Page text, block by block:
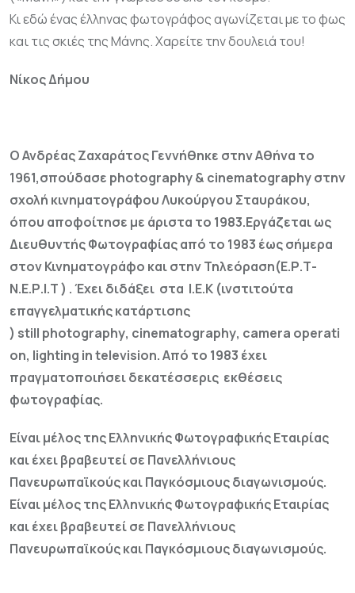
Κι εδώ ένας έλληνας φωτογράφος αγωνίζεται με το φως
και τις σκιές της Μάνης.Χαρείτε την δουλειά του!
Νίκος Δήμου
Ο Ανδρέας Ζαχαράτος Γεννήθηκε στην Αθήνα το
1961,σπούδασε photography& cinematographyστην
σχολή κινηματογράφου Λυκούργου Σταυράκου,
όπου αποφοίτησε με άριστα το 1983.Εργάζεται ως
Διευθυντής Φωτογραφίας από το 1983 έως σήμερα
στον Κινηματογράφο και στην Τηλεόραση(Ε.Ρ.Τ-
Ν.Ε.Ρ.Ι.Τ ) . Έχει διδάξει στα Ι.Ε.Κ (ινστιτούτα
επαγγελματικής κατάρτισης
) still photography, cinematography, camera operati
on, lighting intelevision. Από το 1983 έχει
πραγματοποιήσει δεκατέσσερις εκθέσεις
φωτογραφίας.
Είναι μέλος της Ελληνικής Φωτογραφικής Εταιρίας
και έχει βραβευτεί σε Πανελλήνιους
Πανευρωπαϊκούς και Παγκόσμιους διαγωνισμούς.
Είναι μέλος της Ελληνικής Φωτογραφικής Εταιρίας
και έχει βραβευτεί σε Πανελλήνιους
Πανευρωπαϊκούς και Παγκόσμιους διαγωνισμούς.